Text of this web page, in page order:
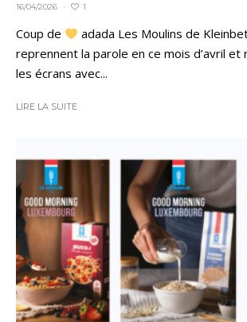
16/04/2026 · 1
Coup de
adada Les Moulins de
reprennent la parole en ce mois d’avril
les écrans avec...
LIRE LA SUITE